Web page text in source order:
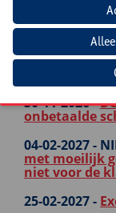
voor al je
18-11-2026 -
30-11-2026 -
onbetaalde
04-02-2027 -
met moeilijk
niet voor de
25-02-2027 -